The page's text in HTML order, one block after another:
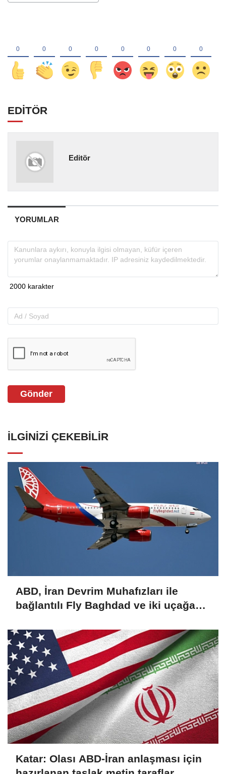
EDİTÖR
Editör
YORUMLAR
Gönder
İLGINIZI ÇEKEBILIR
ABD, İran Devrim Muhafızları ile
bağlantılı Fly Baghdad ve iki uçağa
Katar: Olası ABD-İran anlaşması için